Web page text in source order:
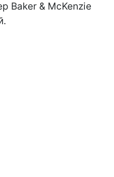
Baker & McKenzie